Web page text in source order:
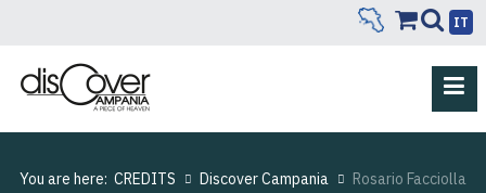
IT
You are here: CREDITS Discover Campania Rosario Facciolla